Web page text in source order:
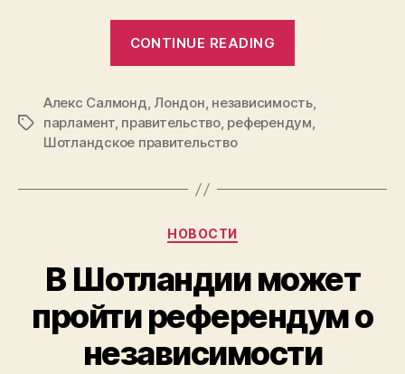
CONTINUE READING
18
сентября
Tags
Алекс Салмонд,Лондон, независимость,
парламент, правительство, референдум,
Шотландское правительство
Categories
НОВОСТИ
В Шотландии может
пройти референдум о
независимости